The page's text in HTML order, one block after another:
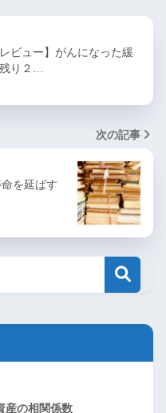
ビュー】がんになった緩
り２…
次の記事
を延ばす
産の相関係数